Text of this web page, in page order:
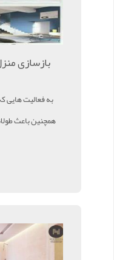
بازسازی
به فعالیت هایی
همچنین باعث